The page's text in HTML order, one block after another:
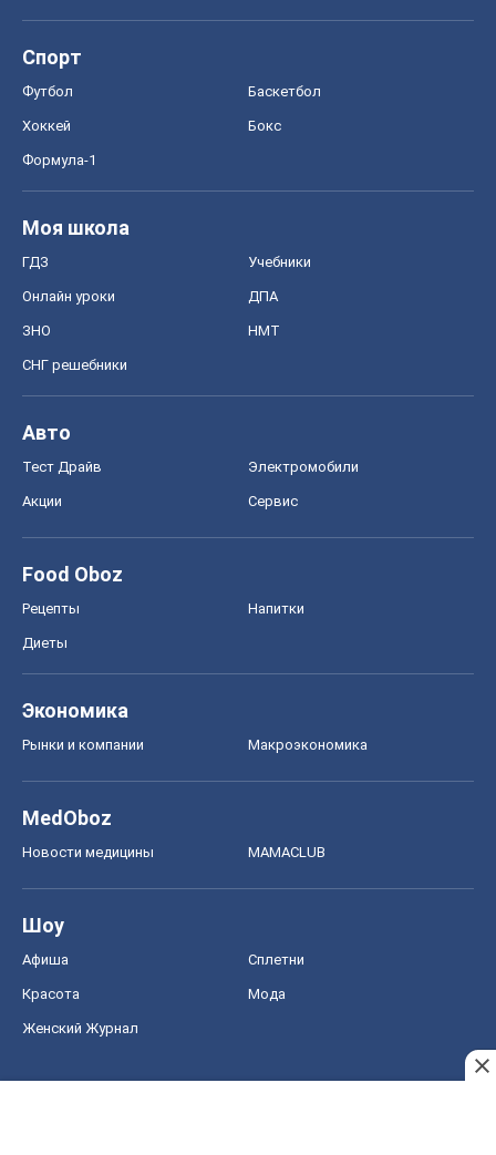
Спорт
Футбол Баскетбол
Хоккей Бокс
Формула-1
Моя школа
ГДЗ Учебники
Онлайн уроки ДПА
ЗНО НМТ
СНГ решебники
Авто
Тест Драйв Электромобили
Акции Сервис
Food Oboz
Рецепты Напитки
Диеты
Экономика
Рынки и компании Mакроэкономика
MedOboz
Новости медицины MAMACLUB
Шоу
Афиша Сплетни
Красота Мода
Женский Журнал